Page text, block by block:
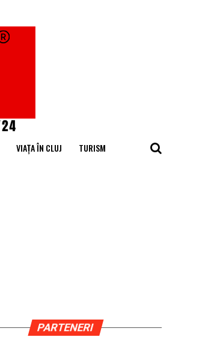
VIAȚA ÎN CLUJ TURISM
PARTENERI